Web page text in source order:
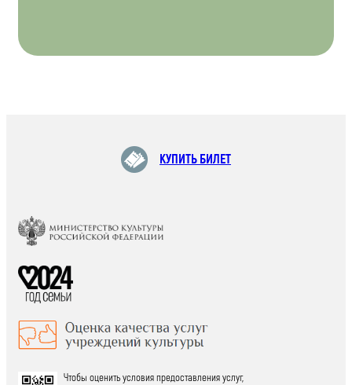
КУПИТЬ БИЛЕТ
Чтобы оценить условия предоставления услуг,